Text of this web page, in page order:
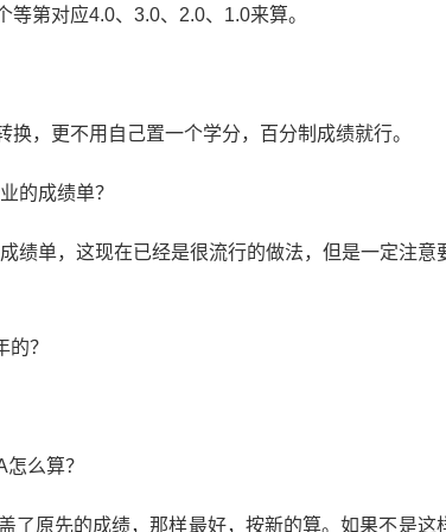
第对应4.0、3.0、2.0、1.0来算。
，更不用自己置一个学分，百分制成绩就行。
的成绩单？
绩单，这现在已经是很流行的做法，但是一定注意
的？
么算？
了原先的成绩，那样最好，按新的算。如果不是这